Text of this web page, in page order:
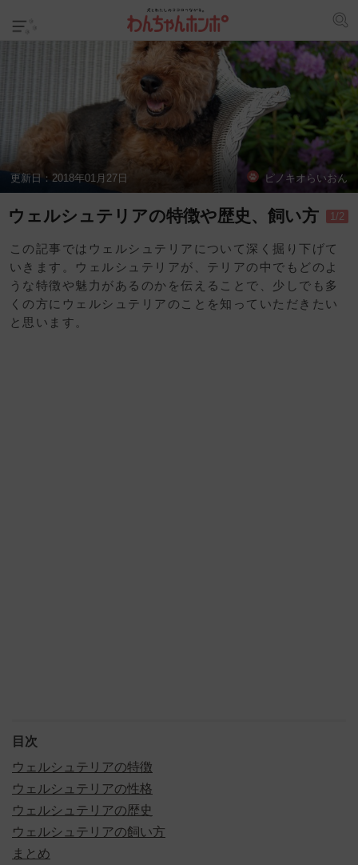
更新日： 2018年01月27日 ピノキオらいおん
ウェルシュテリアの特徴や歴史、飼い方 1/2
この記事ではウェルシュテリアについて深く掘り下げて
いきます。ウェルシュテリアが、テリアの中でもどのよ
うな特徴や魅力があるのかを伝えることで、少しでも多
くの方にウェルシュテリアのことを知っていただきたい
と思います。
目次
ウェルシュテリアの特徴
ウェルシュテリアの性格
ウェルシュテリアの歴史
ウェルシュテリアの飼い方
まとめ